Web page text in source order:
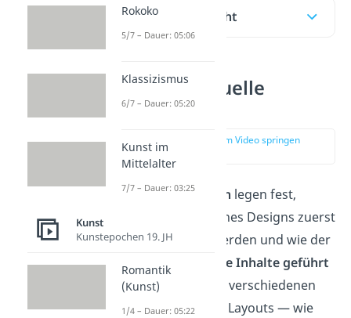
Inhaltsübersicht
Was sind visuelle
Hierarchien?
zur Stelle im Video springen
Visuelle Hierarchien legen fest,
welche Elemente eines Designs zuerst
wahrgenommen werden und wie der
Betrachter
durch die Inhalte geführt
wird. Sie geben den verschiedenen
Bestandteilen eines Layouts — wie
Rokoko
5/7 – Dauer: 05:06
Klassizismus
6/7 – Dauer: 05:20
Kunst im
Mittelalter
7/7 – Dauer: 03:25
Kunst
Kunstepochen 19. JH
Romantik
(Kunst)
1/4 – Dauer: 05:22